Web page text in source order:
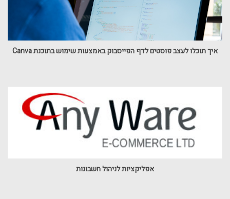
איך תוכלו לעצב פוסטים לדף הפייסבוק באמצעות שימוש בתוכנת Canva
אפליקציות לניהול חשבונות